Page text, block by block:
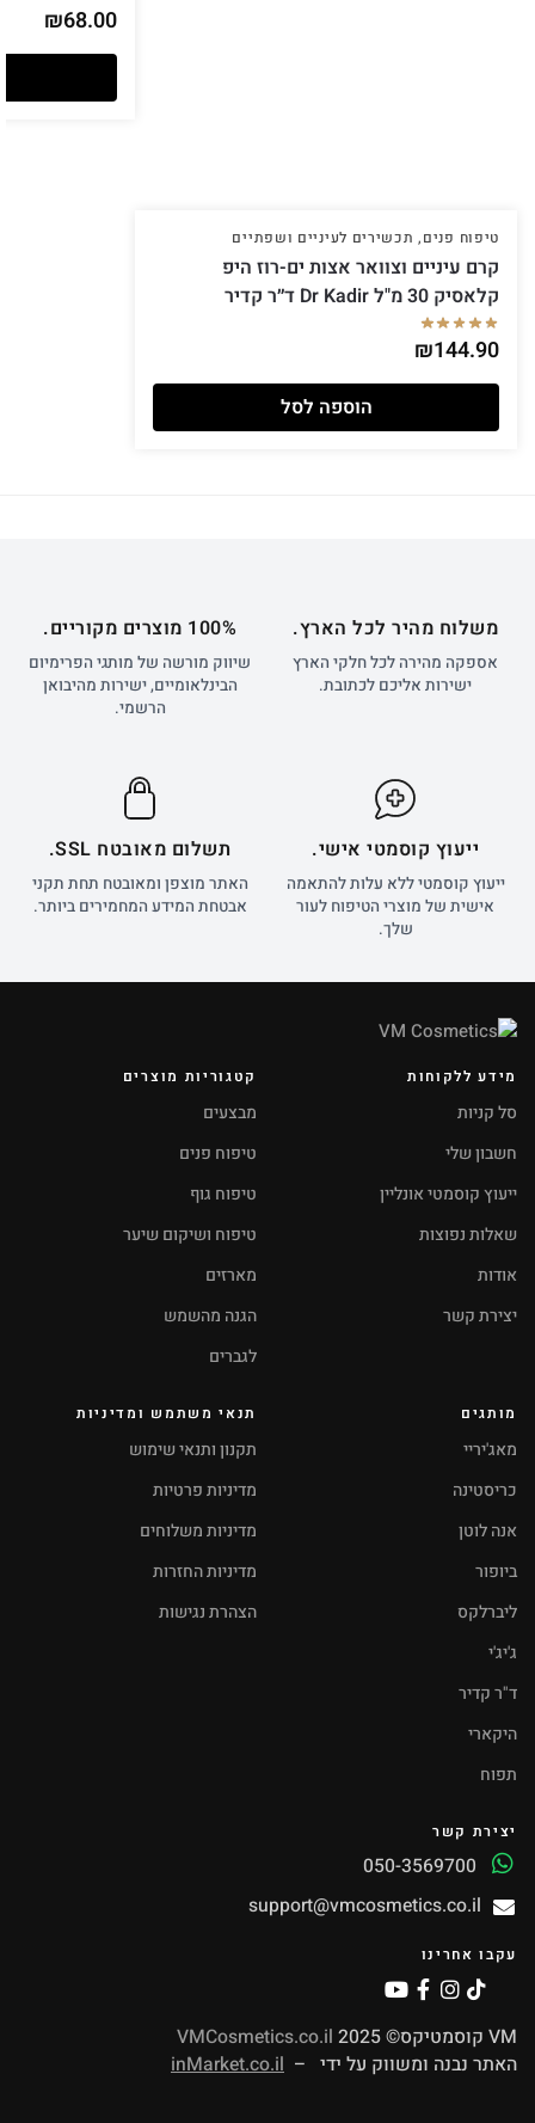
טיפוח פנים, תכשירים לעיניים ושפתיים
קרם עיניים וצוואר אצות ים-רוז היפ
קלאסיק 30 מ"ל Dr Kadir ד״ר קדיר
₪144.90
הוספה לסל
₪68.00
משלוח מהיר לכל הארץ.
אספקה מהירה לכל חלקי הארץ
ישירות אליכם לכתובת.
100% מוצרים מקוריים.
שיווק מורשה של מותגי הפרימיום
הבינלאומיים, ישירות מהיבואן
הרשמי.
ייעוץ קוסמטי אישי.
ייעוץ קוסמטי ללא עלות להתאמה
אישית של מוצרי הטיפוח לעור
שלך.
תשלום מאובטח SSL.
האתר מוצפן ומאובטח תחת תקני
אבטחת המידע המחמירים ביותר.
מידע ללקוחות
סל קניות
חשבון שלי
ייעוץ קוסמטי אונליין
שאלות נפוצות
אודות
יצירת קשר
קטגוריות מוצרים
מבצעים
טיפוח פנים
טיפוח גוף
טיפוח ושיקום שיער
מארזים
הגנה מהשמש
לגברים
מותגים
מאג'יריי
כריסטינה
אנה לוטן
ביופור
ליברלקס
ג'יג'י
ד"ר קדיר
היקארי
תפוח
תנאי משתמש ומדיניות
תקנון ותנאי שימוש
מדיניות פרטיות
מדיניות משלוחים
מדיניות החזרות
הצהרת נגישות
יצירת קשר
support@vmcosmetics.co.il
עקבו אחרינו
VM קוסמטיקס© 2025
VMCosmetics.co.il
האתר נבנה ומשווק על ידי – inMarket.co.il